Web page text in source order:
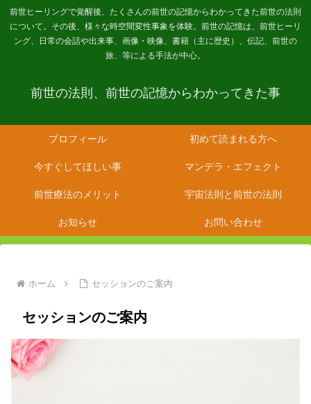
前世ヒーリングで覚醒後、たくさんの前世の記憶からわかってきた前世の法則
について。その後、様々な時空間変性事象を体験。前世の記憶は、前世ヒーリ
ング、日常の会話や出来事、画像・映像、書籍（主に歴史）、伝記、前世の
旅、等による手法が中心。
前世の法則、前世の記憶からわかってきた事
プロフィール 初めて読まれる方へ
今すぐしてほしい事 マンデラ・エフェクト
前世療法のメリット 宇宙法則と前世の法則
お知らせ お問い合わせ
ホーム セッションのご案内
セッションのご案内